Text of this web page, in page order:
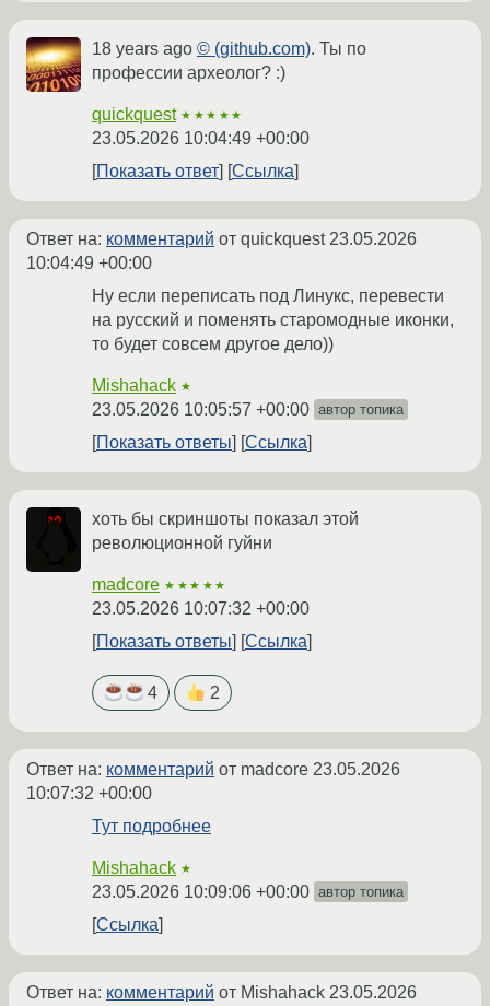
18 years ago © (github.com). Ты по
профессии археолог? :)
quickquest ★★★★★
23.05.2026 10:04:49 +00:00
Показать ответ
Ссылка
Ответ на: комментарий от quickquest 23.05.2026
10:04:49 +00:00
Ну если переписать под Линукс, перевести
на русский и поменять старомодные иконки,
то будет совсем другое дело))
Mishahack ★
23.05.2026 10:05:57 +00:00 автор топика
Показать ответы Ссылка
хоть бы скриншоты показал этой
революционной гуйни
madcore ★★★★★
23.05.2026 10:07:32 +00:00
Показать ответы
Ссылка
4 2
Ответ на: комментарий от madcore 23.05.2026
10:07:32 +00:00
Тут подробнее
Mishahack ★
23.05.2026 10:09:06 +00:00 автор топика
Ссылка
Ответ на: комментарий от Mishahack 23.05.2026